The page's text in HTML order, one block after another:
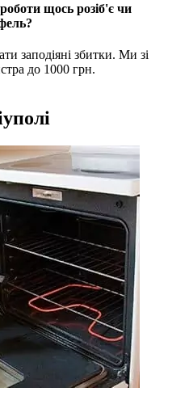
щось розіб'є чи
заподіяні збитки. Ми зі
до 1000 грн.